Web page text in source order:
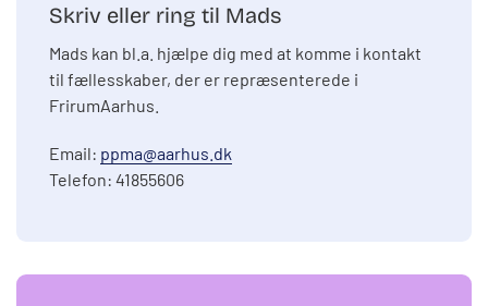
Skriv eller ring til Mads
Mads kan bl.a. hjælpe dig med at komme i kontakt
til fællesskaber, der er repræsenterede i
FrirumAarhus.
Email: ppma@aarhus.dk
Telefon: 41855606